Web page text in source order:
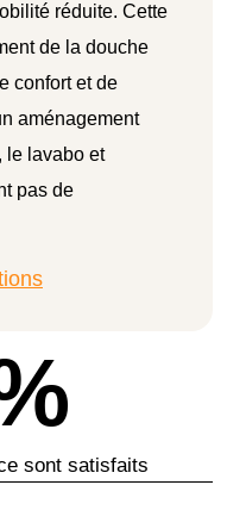
réduite. Cette
de la douche
confort et de
aménagement
le lavabo et
pas de
sont satisfaits